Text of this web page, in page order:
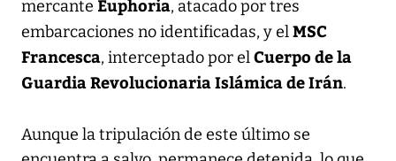
mercante Euphoria, atacado por tres
embarcaciones no identificadas, y elMSC
Francesca, interceptado por elCuerpo de la
Guardia Revolucionaria Islámica de Irán.
Aunque la tripulación de este último se